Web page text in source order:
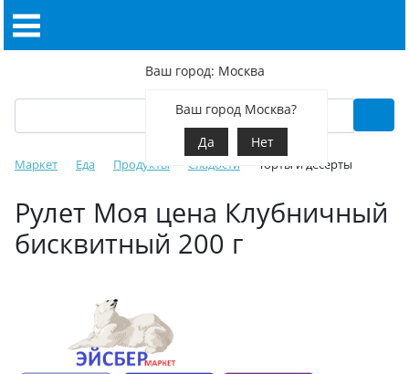
Ваш город: Москва
Ваш город Москва?
Да
Нет
Маркет Еда Продукты Сладости Торты и десерты
Рулет Моя цена Клубничный
бисквитный 200 г